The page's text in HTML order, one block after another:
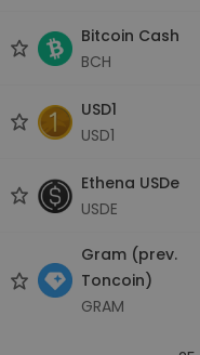
Bitcoin Cash
BCH
USD1
USD1
Ethena USDe
USDE
Gram (prev.
Toncoin)
GRAM